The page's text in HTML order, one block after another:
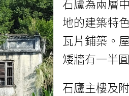
地的建築特
瓦片鋪築。
矮牆有一半
石廬主樓及